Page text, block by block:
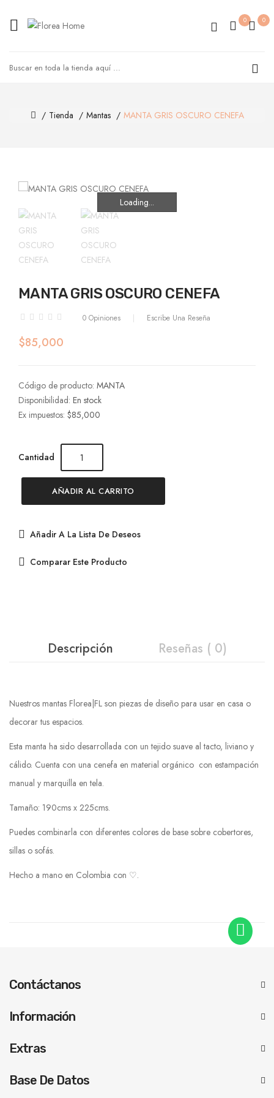
0 0
Tienda Mantas MANTA GRIS OSCURO CENEFA
Loading...
Loading...
MANTA GRIS OSCURO CENEFA
0 Opiniones Escribe Una Reseña
$85,000
Código de producto: MANTA
Disponibilidad: En stock
Ex impuestos: $85,000
Cantidad
AÑADIR AL CARRITO
Añadir A La Lista De Deseos
Comparar Este Producto
Descripción Reseñas ( 0)
Nuestros mantas Florea|FL son piezas de diseño para usar en casa o
decorar tus espacios.
Esta manta ha sido desarrollada con un tejido suave al tacto, liviano y
cálido. Cuenta con una cenefa en material orgánico con estampación
manual y marquilla en tela.
Tamaño: 190cms x 225cms.
Puedes combinarla con diferentes colores de base sobre cobertores,
sillas o sofás.
Hecho a mano en Colombia con ♡.
Contáctanos
Información
Extras
Base De Datos